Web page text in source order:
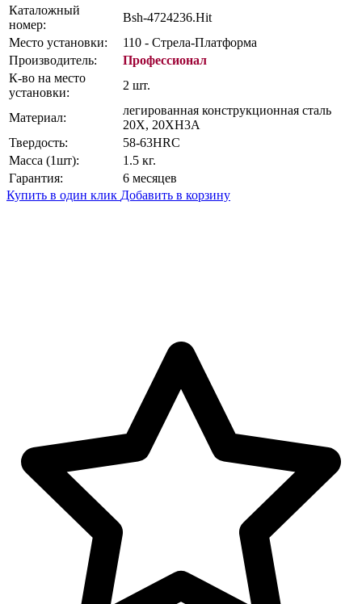
Каталожный
номер:
Bsh-4724236.Hit
Место установки:
110 - Стрела-Платформа
Производитель:
Профессионал
К-во на место
установки:
2 шт.
Материал:
легированная конструкционная сталь
20Х, 20ХН3А
Твердость:
58-63HRC
Масса (1шт):
1.5 кг.
Гарантия:
6 месяцев
Купить в один клик Добавить в корзину